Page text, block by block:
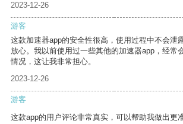
2023-12-26
游客
这款加速器app的安全性很高，使用过程中不会泄
放心。我以前使用过一些其他的加速器app，经常
情况，这让我非常担心。
2023-12-26
游客
这款app的用户评论非常真实，可以帮助我做出更